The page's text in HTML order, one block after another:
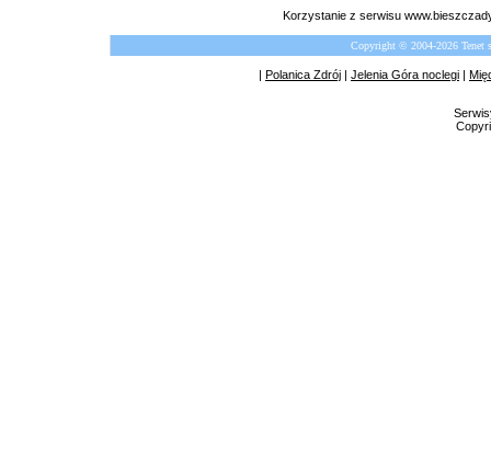
Korzystanie z serwisu
Copyright © 2004-2026
| Polanica Zdrój | Jelenia Góra noclegi |